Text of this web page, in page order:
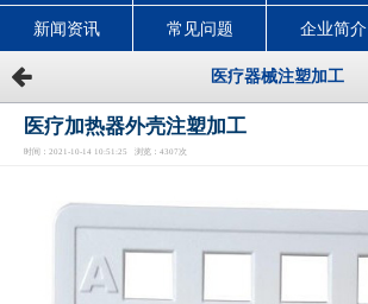
新闻资讯 常见问题 企业简介
医疗器械注塑加工
医疗加热器外壳注塑加工
时间：2021-10-14 10:51:25 浏览：4307次